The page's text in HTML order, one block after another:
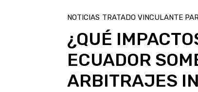
NOTICIAS TRATADO VINCULANTE
¿QUÉ
ECUADOR
ARBITRAJES